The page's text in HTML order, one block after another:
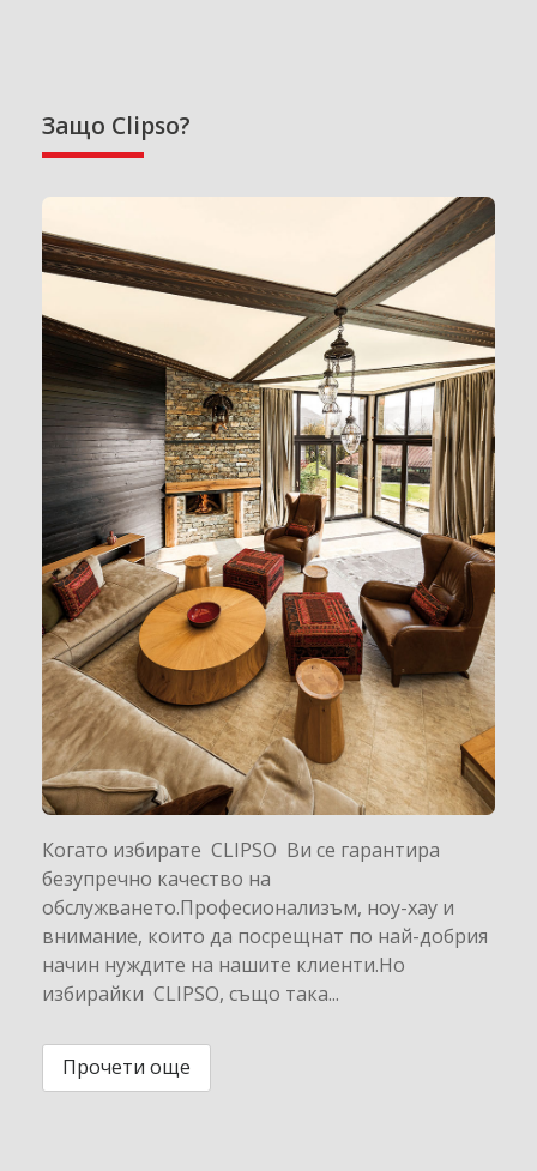
Защо Clipso?
Когато избирате CLIPSO Ви се гарантира
безупречно качество на
обслужването.Професионализъм, ноу-хау и
внимание, които да посрещнат по най-добрия
начин нуждите на нашите клиенти.Но
избирайки CLIPSO, също така...
Прочети още